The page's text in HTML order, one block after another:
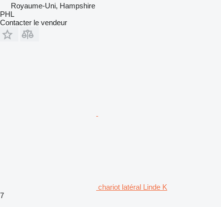
Royaume-Uni, Hampshire
PHL
Contacter le vendeur
chariot latéral Linde K
7